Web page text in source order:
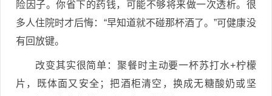
险因子。你省下的药钱，可能不够将来做一次透析。很
多人住院时才后悔：“早知道就不碰那杯酒了。”可健康没
有回放键。
改变其实很简单：聚餐时主动要一杯苏打水+柠檬
片，既体面又安全；把酒柜清空，换成无糖酸奶或坚